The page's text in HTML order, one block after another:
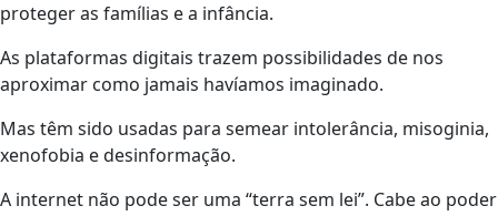
proteger as famílias e a infância.
As plataformas digitais trazem possibilidades de nos
aproximar como jamais havíamos imaginado.
Mas têm sido usadas para semear intolerância, misoginia,
xenofobia e desinformação.
A internet não pode ser uma “terra sem lei”. Cabe ao poder